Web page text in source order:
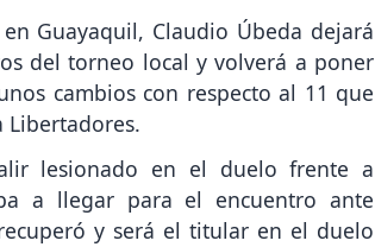
Guayaquil, Claudio Úbeda dejará
del torneo local y volverá a poner
cambios con respecto al 11 que
Libertadores.
lesionado en el duelo frente a
a llegar para el encuentro ante
y será el titular en el duelo